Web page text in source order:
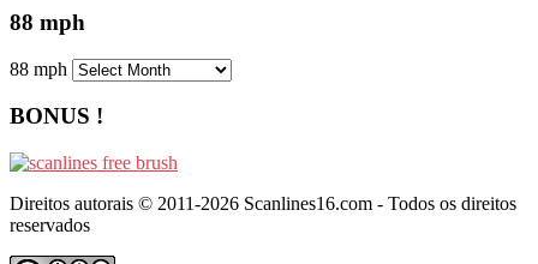
88 mph
88 mph
BONUS !
Direitos autorais © 2011-2026 Scanlines16.com - Todos os direitos
reservados